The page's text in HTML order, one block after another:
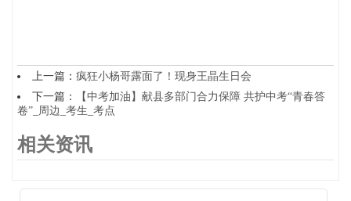
上一篇： 疯狂小杨哥露面了！现身王晶生日会
下一篇：
【中考加油】献县多部门合力保障 共护中考“青春答
卷”_周边_考生_考点
相关资讯